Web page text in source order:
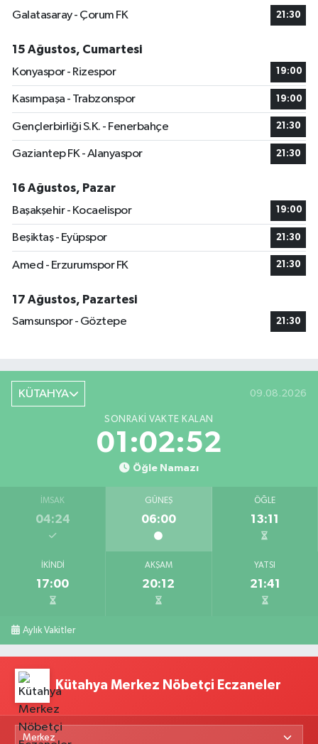
Galatasaray - Çorum FK
21:30
15 Ağustos, Cumartesi
Konyaspor - Rizespor
19:00
Kasımpaşa - Trabzonspor 19:00
Gençlerbirliği S.K. - Fenerbahçe 21:30
Gaziantep FK - Alanyaspor 21:30
16 Ağustos, Pazar
Başakşehir - Kocaelispor
19:00
Beşiktaş - Eyüpspor 21:30
Amed - Erzurumspor FK 21:30
17 Ağustos, Pazartesi
Samsunspor - Göztepe
21:30
KÜTAHYA 09.08.2026
SONRAKI VAKTE KALAN
01:02:51
Öğle Namazı
İMSAK
04:24
GÜNEŞ
06:00
ÖĞLE
13:11
İKINDI
17:00
AKŞAM
20:12
YATSI
21:41
Aylık Vakitler
Kütahya Merkez Nöbetçi Eczaneler